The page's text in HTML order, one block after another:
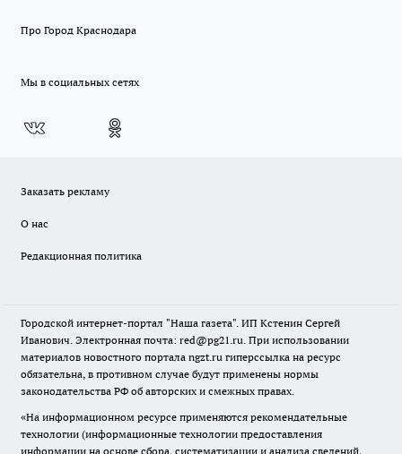
Про Город Краснодара
Мы в социальных сетях
Заказать рекламу
О нас
Редакционная политика
Городской интернет-портал "Наша газета". ИП Кстенин Сергей
Иванович. Электронная почта: red@pg21.ru. При использовании
материалов новостного портала ngzt.ru гиперссылка на ресурс
обязательна, в противном случае будут применены нормы
законодательства РФ об авторских и смежных правах.
«На информационном ресурсе применяются рекомендательные
технологии (информационные технологии предоставления
информации на основе сбора, систематизации и анализа сведений,